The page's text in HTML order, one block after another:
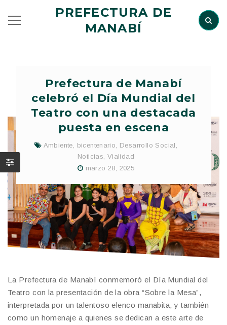
PREFECTURA DE
MANABÍ
Prefectura de Manabí
celebró el Día Mundial del
Teatro con una destacada
puesta en escena
Ambiente, bicentenario, Desarrollo Social ,
Noticias, Vialidad
marzo 28, 2025
La Prefectura de Manabí conmemoró el Día Mundial del
Teatro con la presentación de la obra “Sobre la Mesa”,
interpretada por un talentoso elenco manabita, y también
como un homenaje a quienes se dedican a este arte de